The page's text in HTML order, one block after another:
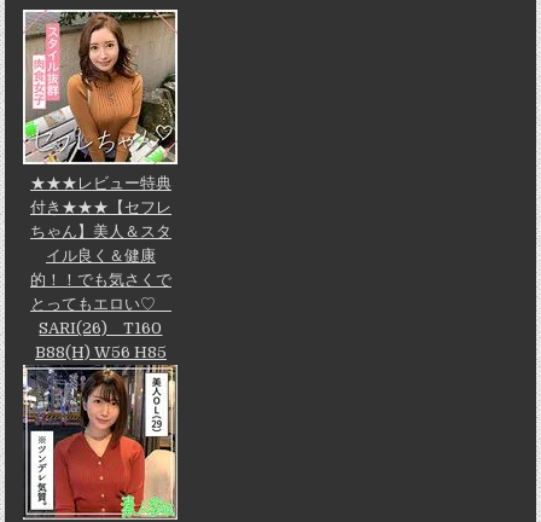
★★★レビュー特典
付き★★★【セフレ
ちゃん】美人＆スタ
イル良く＆健康
的！！でも気さくで
とってもエロい♡
SARI(26) T160
B88(H) W56 H85